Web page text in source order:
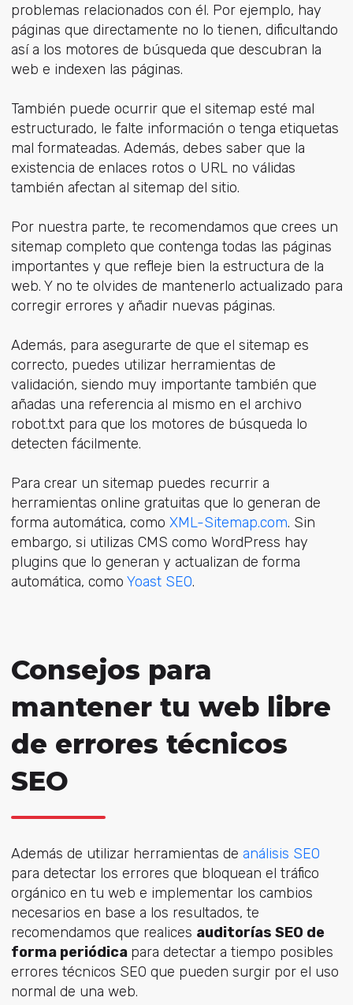
problemas relacionados con él. Por ejemplo, hay
páginas que directamente no lo tienen, dificultando
así a los motores de búsqueda que descubran la
web e indexen las páginas.
También puede ocurrir que el sitemap esté mal
estructurado, le falte información o tenga etiquetas
mal formateadas. Además, debes saber que la
existencia de enlaces rotos o URL no válidas
también afectan al sitemap del sitio.
Por nuestra parte, te recomendamos que crees un
sitemap completo que contenga todas las páginas
importantes y que refleje bien la estructura de la
web. Y no te olvides de mantenerlo actualizado para
corregir errores y añadir nuevas páginas.
Además, para asegurarte de que el sitemap es
correcto, puedes utilizar herramientas de
validación, siendo muy importante también que
añadas una referencia al mismo en el archivo
robot.txt para que los motores de búsqueda lo
detecten fácilmente.
Para crear un sitemap puedes recurrir a
herramientas online gratuitas que lo generan de
forma automática, como XML-Sitemap.com. Sin
embargo, si utilizas CMS como WordPress hay
plugins que lo generan y actualizan de forma
automática, como Yoast SEO.
Consejos para
mantener tu web libre
de errores técnicos
SEO
Además de utilizar herramientas de análisis SEO
para detectar los errores que bloquean el tráfico
orgánico en tu web e implementar los cambios
necesarios en base a los resultados, te
recomendamos que realices auditorías SEO de
forma periódica para detectar a tiempo posibles
errores técnicos SEO que pueden surgir por el uso
normal de una web.